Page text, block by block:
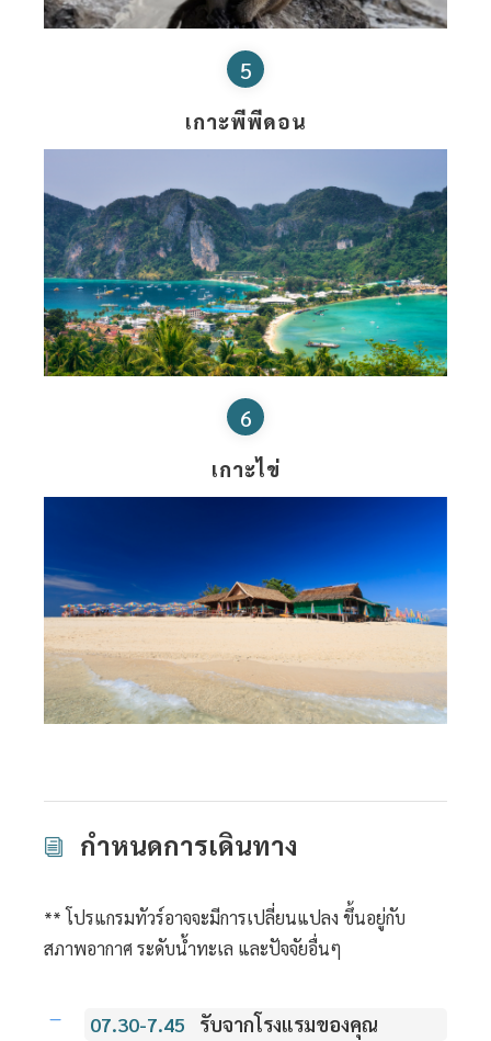
5
เกาะพีพีดอน
6
เกาะไข่
กำหนดการเดินทาง
** โปรแกรมทัวร์อาจจะมีการเปลี่ยนแปลง ขึ้นอยู่กับ
สภาพอากาศ ระดับน้ำทะเล และปัจจัยอื่นๆ
07.30-7.45 รับจากโรงแรมของคุณ